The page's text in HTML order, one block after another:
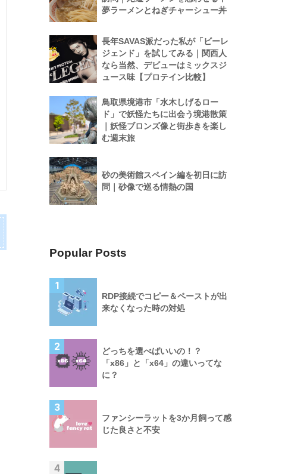
夢ラーメンとねぎチャーシュー丼
長年SAVAS派だった私が「ビーレ
ジェンド」を試してみる｜関西人
なら当然、デビューはミックスジ
ュース味【プロテイン比較】
鳥取県境港市「水木しげるロー
ド」で妖怪たちに出会う境港散策
｜妖怪ブロンズ像と街歩きを楽し
む週末旅
砂の美術館スペイン編を初日に訪
問｜砂像で巡る情熱の国
Popular Posts
1
RDP接続でコピー＆ペーストが出
来なくなった時の対処
2
どっちを選べばいいの！？
「x86」と「x64」の違いってな
に？
3
ファンシーラットを3か月飼って感
じた良さと不安
4